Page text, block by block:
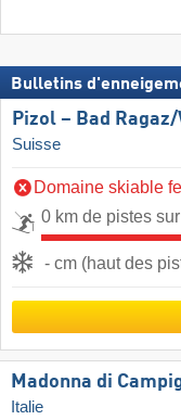
Bulletins
Pizol – Bad
Suisse
Domaine skiable
0 km de pistes
- cm (haut des
Madonna di
Italie